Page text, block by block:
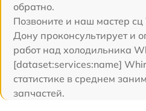
обратно.
Позвоните и наш мастер
Дону проконсультирует и
работ над холодильника
[dataset:services:name]
статистике в среднем
запчастей.